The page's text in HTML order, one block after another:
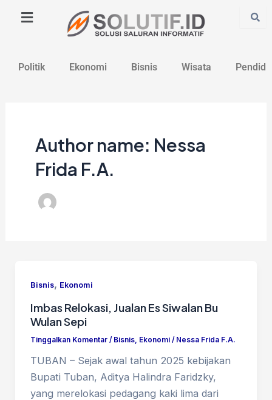
Politik Ekonomi Bisnis Wisata
Author name: Nessa
Frida F.A.
Bisnis, Ekonomi
Imbas Relokasi, Jualan Es Siwalan Bu
Wulan Sepi
Tinggalkan Komentar / Bisnis, Ekonomi/ Nessa Frida F.A.
TUBAN – Sejak awal tahun 2025 kebijakan
Bupati Tuban, Aditya Halindra Faridzky,
yang merelokasi pedagang kaki lima dari
pagination